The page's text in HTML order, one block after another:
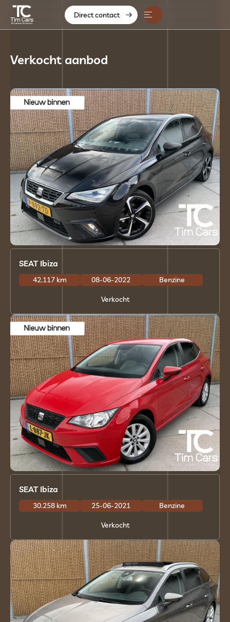
Direct contact
Diensten
Over ons
Contact
Verkocht
Verkocht aanbod
SEAT Ibiza
42.117 km 08-06-2022 Benzine
Verkocht
SEAT Ibiza
30.258 km 25-06-2021 Benzine
Verkocht